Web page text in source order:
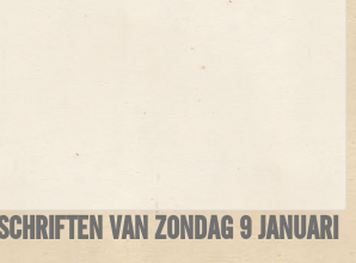
VAN ZONDAG 9 JANUARI